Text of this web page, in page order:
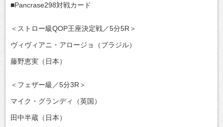
■Pancrase298対戦カード
＜ストロー級QOP王座決定戦／5分5R＞
ヴィヴィアニ・アロージョ（ブラジル）
藤野恵実（日本）
＜フェザー級／5分3R＞
マイク・グランディ（英国）
田中半蔵（日本）